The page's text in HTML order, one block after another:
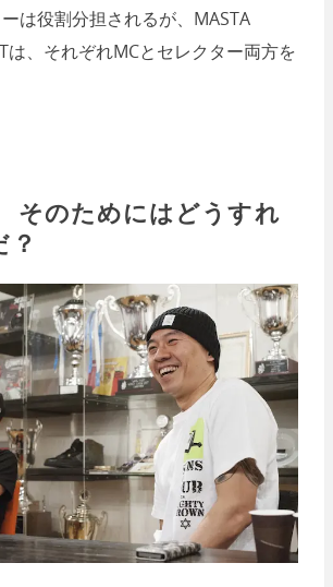
は役割分担されるが、MASTA
は、それぞれMCとセレクター両方を
そのためにはどうすれ